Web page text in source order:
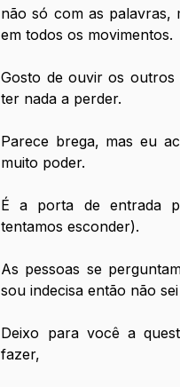
não só com as palavras,
em todos os movimentos.
Gosto de ouvir os
ter nada a perder.
Parece brega, mas eu
muito poder.
É a porta de entrada
tentamos esconder).
As pessoas se
sou indecisa então não
Deixo para você a
fazer,